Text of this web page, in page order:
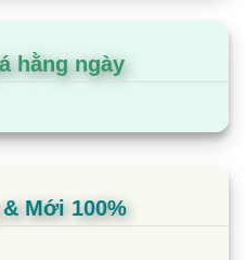
lực đóng an toàn,
không có nguy cơ xảy ra
dụng đảm bảo nước
hằng ngày
Mới 100%